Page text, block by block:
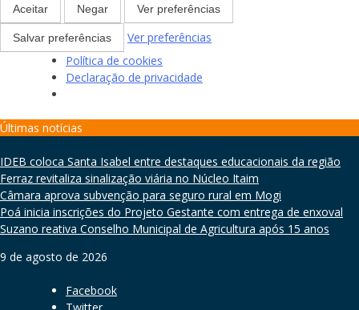
Aceitar Negar Ver preferências
Salvar preferências
Ver preferências
Política de cookies
Declaração de privacidade
Skip
content
Últimas notícias
IDEB coloca Santa Isabel entre destaques educacionais da região
Ferraz revitaliza sinalização viária no Núcleo Itaim
Câmara aprova subvenção para seguro rural em Mogi
Poá inicia inscrições do Projeto Gestante com entrega de enxoval
Suzano reativa Conselho Municipal de Agricultura após 15 anos
9 de agosto de 2026
Facebook
Twitter